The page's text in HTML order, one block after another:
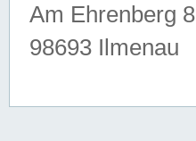
Am Ehrenberg 8
98693 Ilmenau